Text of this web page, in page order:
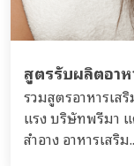
สูตรรับผลิตอา
รวมสูตรอาหารเส
แรง บริษัทพรีมา แ
สำอาง อาหารเสริม